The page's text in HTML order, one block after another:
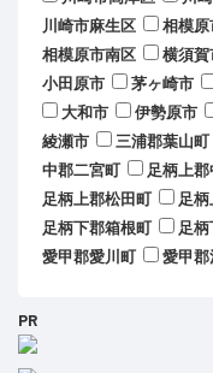
川崎市麻生区
相模
相模原市南区
横須賀
小田原市
茅ヶ崎市
大和市
伊勢原市
綾瀬市
三浦郡葉山町
中郡二宮町
足柄上
足柄上郡松田町
足
足柄下郡箱根町
足
愛甲郡愛川町
愛甲
PR